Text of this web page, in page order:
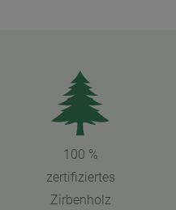
100 %
zertifiziertes
Zirbenholz